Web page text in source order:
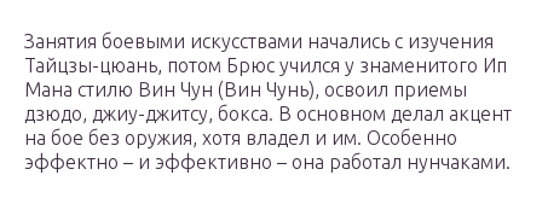
Занятия боевыми искусствами начались с изучения
Тайцзы-цюань, потом Брюс учился у знаменитого Ип
Мана стилю Вин Чун (Вин Чунь), освоил приемы
дзюдо, джиу-джитсу, бокса. В основном делал акцент
на бое без оружия, хотя владел и им. Особенно
эффектно – и эффективно – она работал нунчаками.